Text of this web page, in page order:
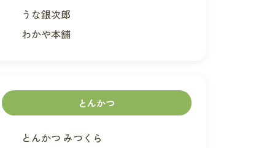
うな銀次郎
わかや本舗
とんかつ
とんかつ みつくら